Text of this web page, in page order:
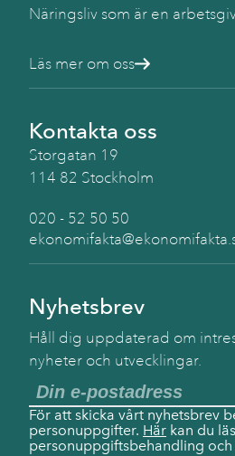
Näringsliv som är en
Läs mer om oss
Kontakta oss
Storgatan 19
114 82 Stockholm
020 - 52 50 50
Nyhetsbrev
Håll dig uppdaterad om
nyheter och utvecklingar.
För att skicka vårt nyhetsbrev
personuppgifter. Här kan du
personuppgiftsbehandling